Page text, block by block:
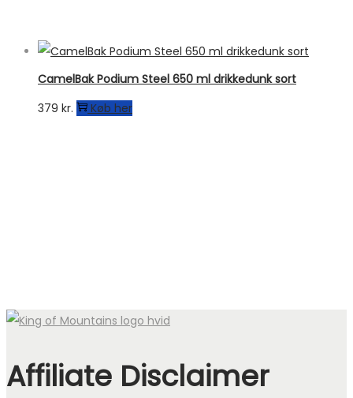
CamelBak Podium Steel 650 ml drikkedunk sort
379 kr. Køb her
Affiliate Disclaimer